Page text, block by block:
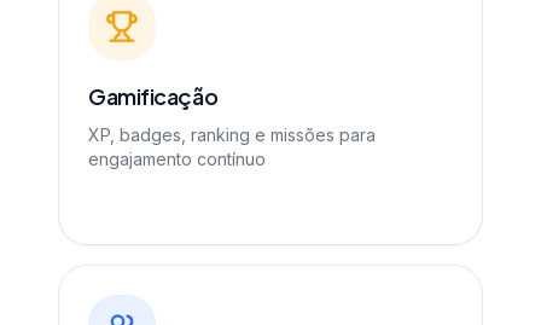
Gamificação
XP, badges, ranking e missões para
engajamento contínuo